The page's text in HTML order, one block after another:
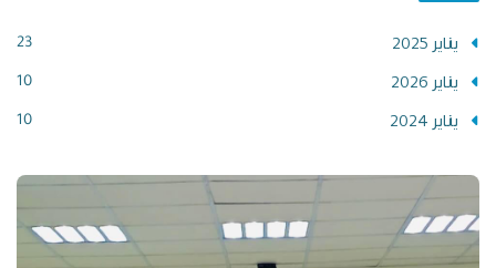
يناير 2025 23
يناير 2026 10
يناير 2024 10